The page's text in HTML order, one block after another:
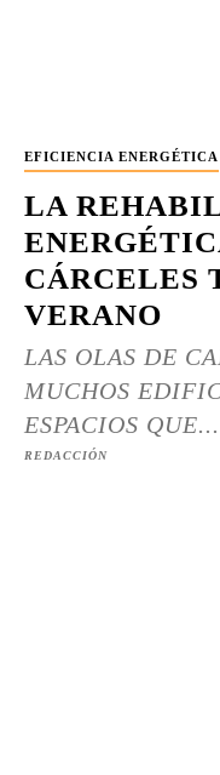
EFICIENCIA ENERGÉTICA
LA
CÁRCELES
VERANO
LAS OLAS DE
MUCHOS
ESPACIOS QUE...
REDACCIÓN